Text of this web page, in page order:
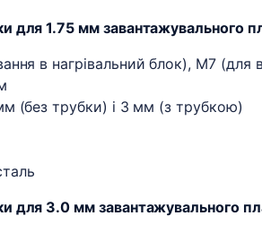
для 1.75 мм завантажувального
в нагрівальний блок), M7 (для
(без трубки) і 3 мм (з трубкою)
для 3.0 мм завантажувального